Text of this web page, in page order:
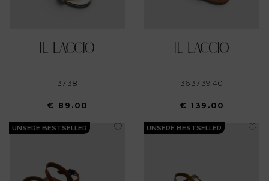
e imposta le tue preferenze nella
sezione dettagli. Puoi
informazioni sul modo in cui utilizza il nostro sito con i
nostri partner che si occupano di analisi dei dati web,
pubblicità e social media, i quali potrebbero combinarle
raccolto dal suo utilizzo dei loro servizi.
37 38
€ 89.00
36 37 39 40
€ 139.00
UNSERE BESTSELLER UNSERE BESTSELLER